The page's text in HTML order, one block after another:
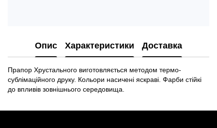
Опис Характеристики Доставка
Прапор Хрустального виготовляється методом термо-
сублімаційного друку. Кольори насичені яскраві. Фарби стійкі
до впливів зовнішнього середовища.